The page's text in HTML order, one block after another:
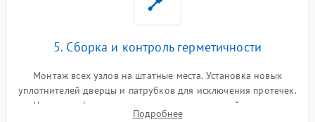
5. Сборка и контроль герметичности
Монтаж всех узлов на штатные места. Установка новых
уплотнителей дверцы и патрубков для исключения протечек.
Надежная фиксация хомутов гидравлической системы,
Подробнее